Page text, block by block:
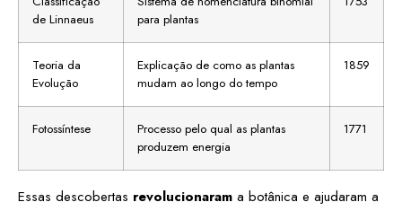
de Linnaeus
para plantas
Teoria da
Evolução
Explicação de como as plantas
mudam ao longo do tempo
1859
Fotossíntese
Processo pelo qual as plantas
produzem energia
1771
Essas descobertas revolucionaram a botânica e ajudaram a